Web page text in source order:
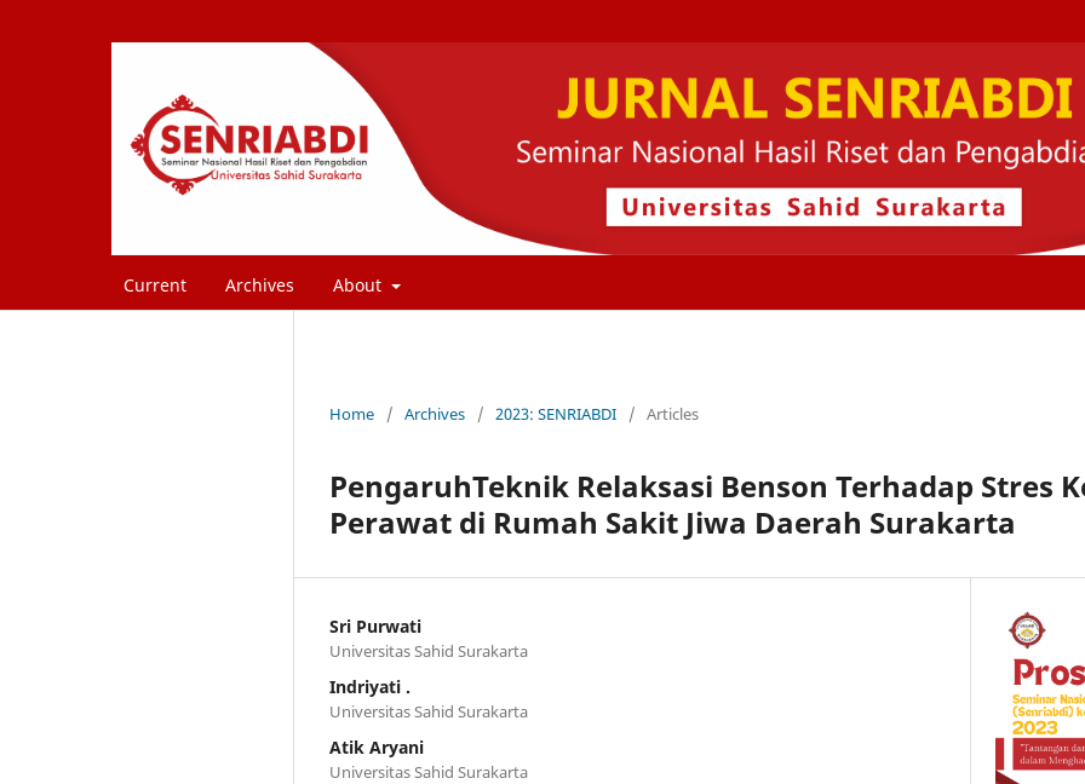
Current Archives About
Home / Archives / 2023: SENRIABDI / Articles
PengaruhTeknik Relaksasi Benson Terhadap Stres
Perawat di Rumah Sakit Jiwa Daerah Surakarta
Sri Purwati
Universitas Sahid Surakarta
Indriyati .
Universitas Sahid Surakarta
Atik Aryani
Universitas Sahid Surakarta